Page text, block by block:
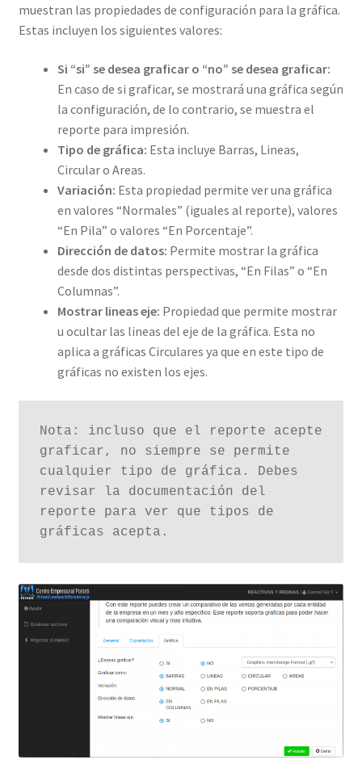
muestran las propiedades de configuración para la gráfica.
Estas incluyen los siguientes valores:
Si “si” se desea graficar o “no” se desea graficar:
En caso de si graficar, se mostrará una gráfica según
la configuración, de lo contrario, se muestra el
reporte para impresión.
Tipo de gráfica: Esta incluye Barras, Lineas,
Circular o Areas.
Variación: Esta propiedad permite ver una gráfica
en valores “Normales” (iguales al reporte), valores
“En Pila” o valores “En Porcentaje”.
Dirección de datos: Permite mostrar la gráfica
desde dos distintas perspectivas, “En Filas” o “En
Columnas”.
Mostrar lineas eje: Propiedad que permite mostrar
u ocultar las lineas del eje de la gráfica. Esta no
aplica a gráficas Circulares ya que en este tipo de
gráficas no existen los ejes.
Nota: incluso que el reporte acepte
graficar, no siempre se permite
cualquier tipo de gráfica. Debes
revisar la documentación del
reporte para ver que tipos de
gráficas acepta.